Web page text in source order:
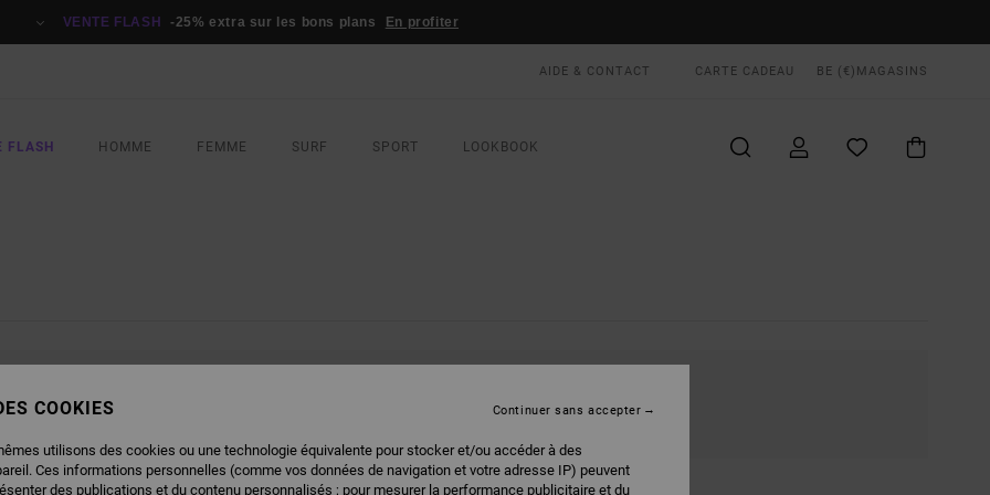
VENTE FLASH -25% extra sur les bons plans En profiter
AIDE & CONTACT CARTE CADEAU BE (€) MAGASINS
FLASH HOMME FEMME SURF SPORT LOOKBOOK
PRODUITS SERONT BIENTÔT DE RETOUR
COOKIES
utilisons des cookies ou une technologie équivalente pour stocker et/ou accéder à des
Ces informations personnelles (comme vos données de navigation et votre adresse IP) peuvent
des publications et du contenu personnalisés ; pour mesurer la performance publicitaire et du
Continuer sans accepter